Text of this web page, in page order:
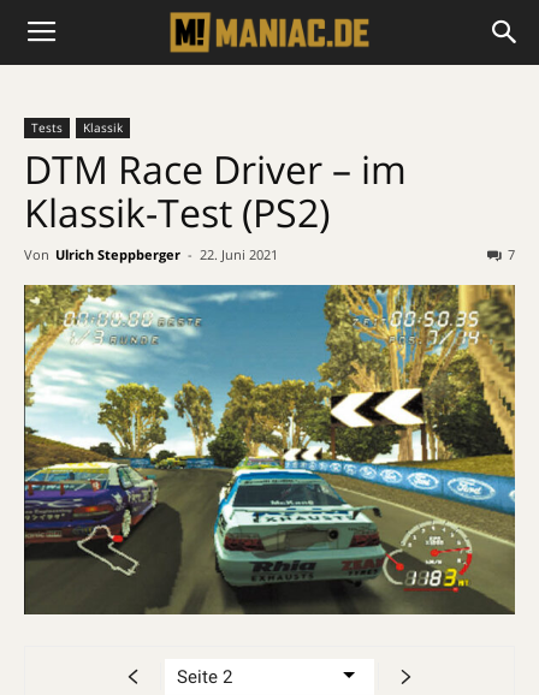
Tests Klassik
DTM Race Driver – im
Klassik-Test (PS2)
Von Ulrich Steppberger - 22. Juni 2021 7